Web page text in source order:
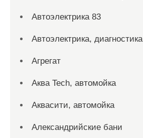
Автоэлектрика 83
Автоэлектрика, диагностика
Агрегат
Аква Tech, автомойка
Аквасити, автомойка
Александрийские бани